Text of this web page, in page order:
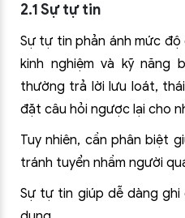
2.1 Sự tự tin
Sự tự tin phản ánh mức
kinh nghiệm và kỹ năng
thường trả lời lưu loát,
đặt câu hỏi ngược lại cho
Tuy nhiên, cần phân biệt
tránh tuyển nhầm người
Sự tự tin giúp dễ dàng